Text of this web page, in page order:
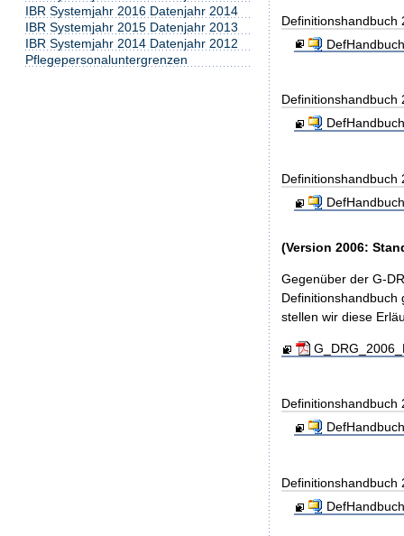
Definitionshandbuch
Definitionshandbuch
Definitionshandbuch
(Version 2006:
Gegenüber der G-
Definitionshandbuch
stellen wir diese
Definitionshandbuch
Definitionshandbuch
IBR Systemjahr 2016 Datenjahr 2014
IBR Systemjahr 2015 Datenjahr 2013
IBR Systemjahr 2014 Datenjahr 2012
Pflegepersonaluntergrenzen